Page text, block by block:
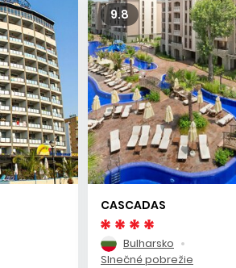
9.8
CASCADAS
Bulharsko
Slnečné pobrežie